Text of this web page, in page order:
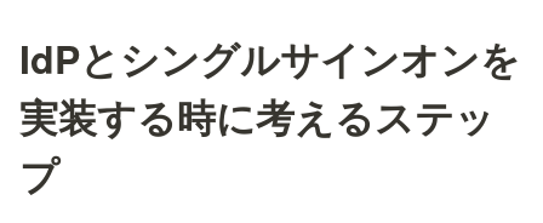
IdPとシングルサインオンを
実装する時に考えるステッ
プ